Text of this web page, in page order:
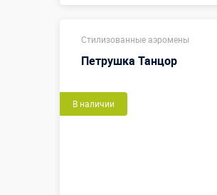
Стилизованные аэромены
Петрушка Танцор
В наличии